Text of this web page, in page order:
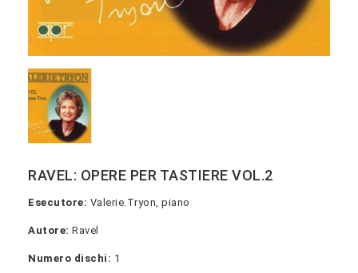
RAVEL: OPERE PER TASTIERE VOL.2
Esecutore: Valerie.Tryon, piano
Autore: Ravel
Numero dischi: 1